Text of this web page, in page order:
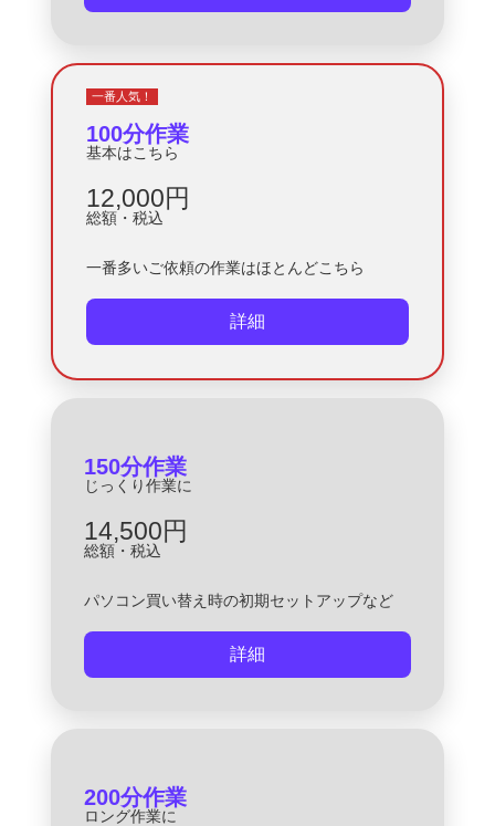
一番人気！
100分作業
基本はこちら
12,000円
総額・税込
一番多いご依頼の作業はほとんどこちら
詳細
150分作業
じっくり作業に
14,500円
総額・税込
パソコン買い替え時の初期セットアップなど
詳細
200分作業
ロング作業に